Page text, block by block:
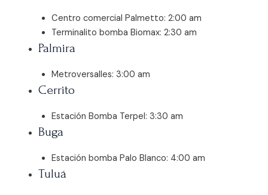
Centro comercial Palmetto: 2:00 am
Terminalito bomba Biomax: 2:30 am
Palmira
Metroversalles: 3:00 am
Cerrito
Estación Bomba Terpel: 3:30 am
Buga
Estación bomba Palo Blanco: 4:00 am
Tuluá